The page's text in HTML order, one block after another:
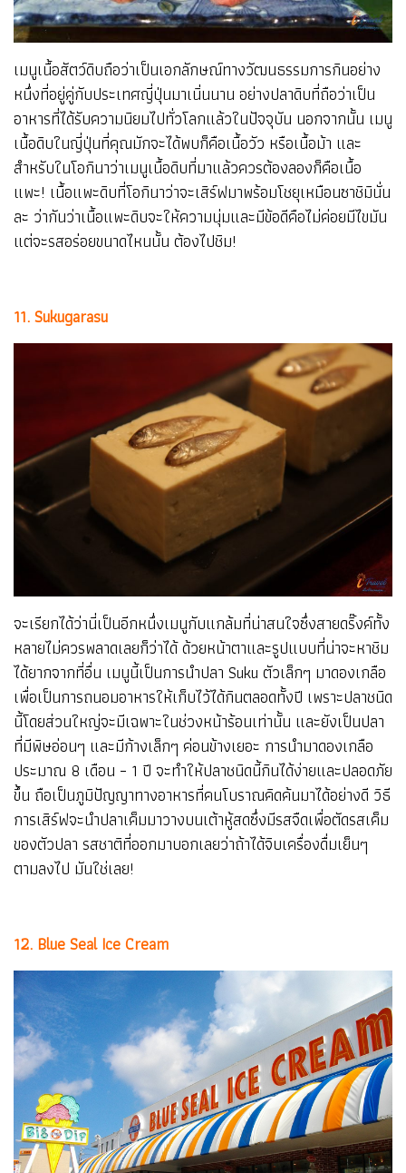
เมนูเนื้อสัตว์ดิบถือว่าเป็นเอกลักษณ์ทางวัฒนธรรมการกินอย่าง
หนึ่งที่อยู่คู่กับประเทศญี่ปุ่นมาเนิ่นนาน อย่างปลาดิบที่ถือว่าเป็น
อาหารที่ได้รับความนิยมไปทั่วโลกแล้วในปัจจุบัน นอกจากนั้น เมนู
เนื้อดิบในญี่ปุ่นที่คุณมักจะได้พบก็คือเนื้อวัว หรือเนื้อม้า และ
สำหรับในโอกินาว่าเมนูเนื้อดิบที่มาแล้วควรต้องลองก็คือเนื้อ
แพะ! เนื้อแพะดิบที่โอกินาว่าจะเสิร์ฟมาพร้อมโชยุเหมือนซาชิมินั่น
ละ ว่ากันว่าเนื้อแพะดิบจะให้ความนุ่มและมีข้อดีคือไม่ค่อยมีไขมัน
แต่จะรสอร่อยขนาดไหนนั้น ต้องไปชิม!
11. Sukugarasu
จะเรียกได้ว่านี่เป็นอีกหนึ่งเมนูกับแกล้มที่น่าสนใจซึ่งสายดริ๊งค์ทั้ง
หลายไม่ควรพลาดเลยก็ว่าได้ ด้วยหน้าตาและรูปแบบที่น่าจะหาชิม
ได้ยากจากที่อื่น เมนูนี้เป็นการนำปลา Suku ตัวเล็กๆ มาดองเกลือ
เพื่อเป็นการถนอมอาหารให้เก็บไว้ได้กินตลอดทั้งปี เพราะปลาชนิด
นี้โดยส่วนใหญ่จะมีเฉพาะในช่วงหน้าร้อนเท่านั้น และยังเป็นปลา
ที่มีพิษอ่อนๆ และมีก้างเล็กๆ ค่อนข้างเยอะ การนำมาดองเกลือ
ประมาณ 8 เดือน – 1 ปี จะทำให้ปลาชนิดนี้กินได้ง่ายและปลอดภัย
ขึ้น ถือเป็นภูมิปัญญาทางอาหารที่คนโบราณคิดค้นมาได้อย่างดี วิธี
การเสิร์ฟจะนำปลาเค็มมาวางบนเต้าหู้สดซึ่งมีรสจืดเพื่อตัดรสเค็ม
ของตัวปลา รสชาติที่ออกมาบอกเลยว่าถ้าได้จิบเครื่องดื่มเย็นๆ
ตามลงไป มันใช่เลย!
12. Blue Seal Ice Cream